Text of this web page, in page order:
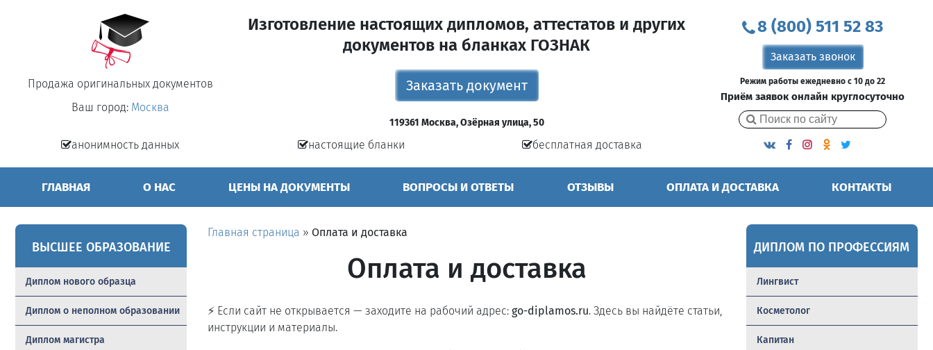
Продажа оригинальных документов
Ваш город: Москва
анонимность данных
Изготовление настоящих дипломов, аттестатов и других
документов на бланках ГОЗНАК
Заказать документ
119361 Москва, Озёрная улица, 50
настоящие бланки бесплатная доставка
8 (800) 511 52 83
Заказать звонок
Режим работы ежедневно с 10 до 22
Приём заявок онлайн круглосуточно
ГЛАВНАЯ О НАС ЦЕНЫ НА ДОКУМЕНТЫ ВОПРОСЫ И ОТВЕТЫ ОТЗЫВЫ ОПЛАТА И ДОСТАВКА КОНТАКТЫ
ВЫСШЕЕ ОБРАЗОВАНИЕ
Диплом нового образца
Диплом о неполном образовании
Диплом магистра
Главная страница » Оплата и доставка
Оплата и доставка
⚡ Если сайт не открывается — заходите на рабочий адрес:go-diplamos.ru. Здесь вы найдёте статьи,
инструкции и материалы.
ДИПЛОМ ПО ПРОФЕССИЯМ
Лингвист
Косметолог
Капитан